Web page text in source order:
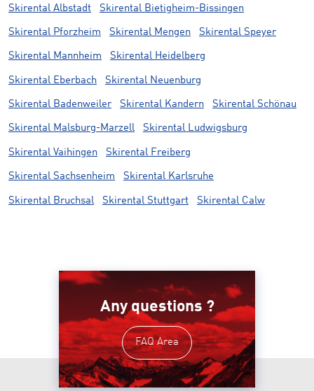
Skirental Albstadt Skirental Bietigheim-Bissingen
Skirental Pforzheim Skirental Mengen Skirental Speyer
Skirental Mannheim Skirental Heidelberg
Skirental Eberbach Skirental Neuenburg
Skirental Badenweiler Skirental Kandern Skirental Schönau
Skirental Malsburg-Marzell Skirental Ludwigsburg
Skirental Vaihingen Skirental Freiberg
Skirental Sachsenheim Skirental Karlsruhe
Skirental Bruchsal Skirental Stuttgart Skirental Calw
Any questions ?
FAQ Area